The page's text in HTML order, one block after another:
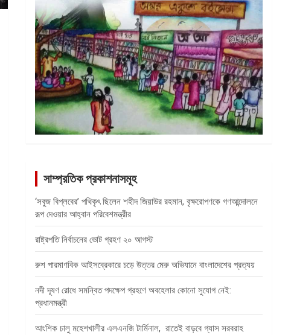
সাম্প্রতিক প্রকাশনাসমূহ
‘সবুজ বিপ্লবের’ পথিকৃৎ ছিলেন শহীদ জিয়াউর রহমান, বৃক্ষরোপণকে গণআন্দোলনে
রূপ দেওয়ার আহ্বান পরিবেশমন্ত্রীর
রাষ্ট্রপতি নির্বাচনের ভোট গ্রহণ ২০ আগস্ট
রুশ পারমাণবিক আইসব্রেকারে চড়ে উত্তর মেরু অভিযানে বাংলাদেশের প্রত্যয়
নদী দূষণ রোধে সমন্বিত পদক্ষেপ গ্রহণে অবহেলার কোনো সুযোগ নেই:
প্রধানমন্ত্রী
আংশিক চালু মহেশখালীর এলএনজি টার্মিনাল, রাতেই বাড়বে গ্যাস সরবরাহ